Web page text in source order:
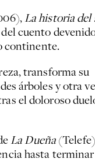
La historia del
cuento
continente.
transforma su
árboles y otra
el doloroso
La Dueña
hasta